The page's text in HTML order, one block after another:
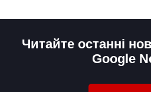
Читайте останні
Google